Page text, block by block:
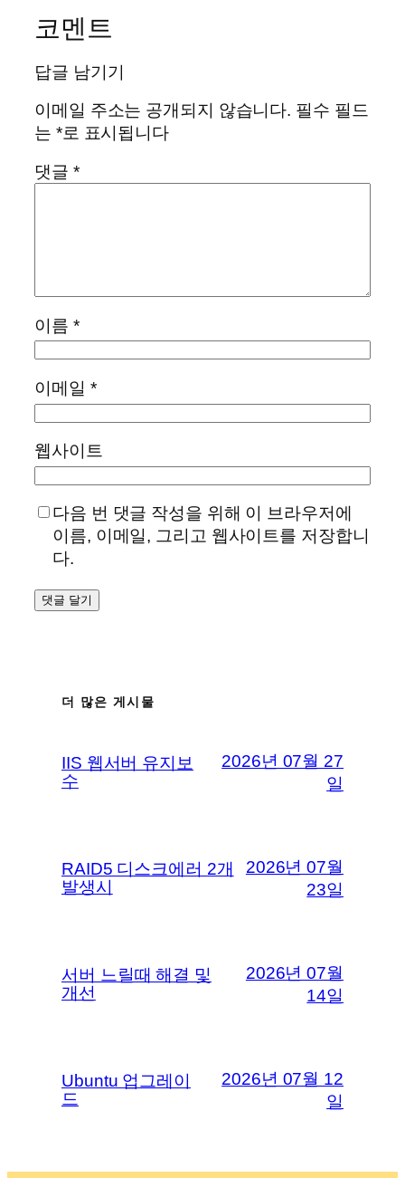
코멘트
답글 남기기
이메일 주소는 공개되지 않습니다. 필수 필드
는 *로 표시됩니다
댓글 *
이름 *
이메일 *
웹사이트
다음 번 댓글 작성을 위해 이 브라우저에
이름, 이메일, 그리고 웹사이트를 저장합니
다.
더 많은 게시물
IIS 웹서버 유지보
수
2026년 07월 27
일
RAID5 디스크에러 2개
발생시
2026년 07월
23일
서버 느릴때 해결 및
개선
2026년 07월
14일
Ubuntu 업그레이
드
2026년 07월 12
일